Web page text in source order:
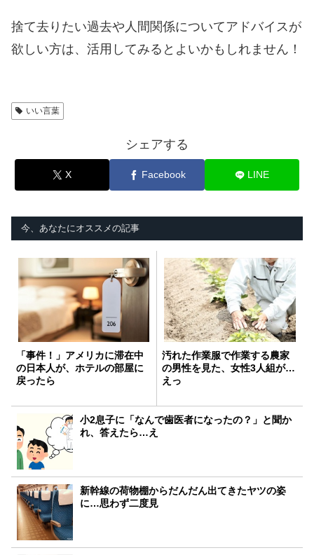
捨て去りたい過去や人間関係についてアドバイスが
欲しい方は、活用してみるとよいかもしれません！
いい言葉
シェアする
X Facebook LINE
今、あなたにオススメの記事
「事件！」アメリカに滞在中
の日本人が、ホテルの部屋に
戻ったら
汚れた作業服で作業する農家
の男性を見た、女性3人組が…
えっ
小2息子に「なんで歯医者になったの？」と聞か
れ、答えたら…え
新幹線の荷物棚からだんだん出てきたヤツの姿
に…思わず二度見